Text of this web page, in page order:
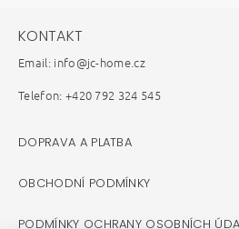
KONTAKT
Email: info@jc-home.cz
Telefon: +420 792 324 545
DOPRAVA A PLATBA
OBCHODNÍ PODMÍNKY
PODMÍNKY OCHRANY OSOBNÍCH